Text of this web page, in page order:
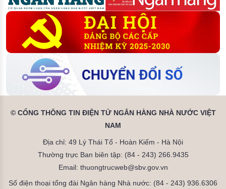
© CỔNG THÔNG TIN ĐIỆN TỬ NGÂN HÀNG NHÀ NƯỚC VIỆT
NAM
Địa chỉ: 49 Lý Thái Tổ - Hoàn Kiếm - Hà Nội
Thường trực Ban biên tập: (84 - 243) 266.9435
Email: thuongtrucweb@sbv.gov.vn
Số điện thoại tổng đài Ngân hàng Nhà nước: (84 - 243) 936.6306